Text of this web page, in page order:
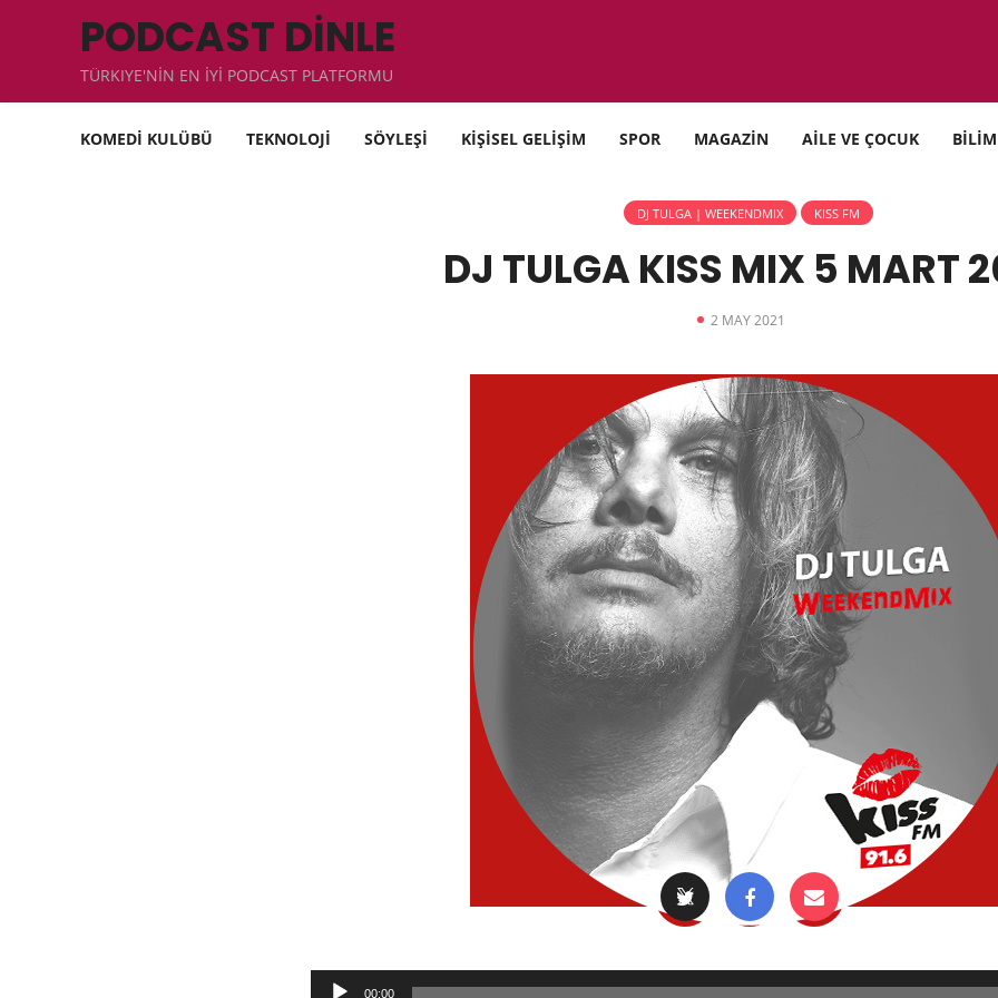
PODCAST DİNLE
TÜRKIYE'NİN EN İYİ PODCAST PLATFORMU
KOMEDİ KULÜBÜ TEKNOLOJİ SÖYLEŞİ KİŞİSEL GELİŞİM SPOR MAGAZİN AİLE VE ÇOCUK BİLİM
DJ TULGA | WEEKENDMIX KISS FM
DJ TULGA KISS MIX 5 MART
2 MAY 2021
Audio
00:00